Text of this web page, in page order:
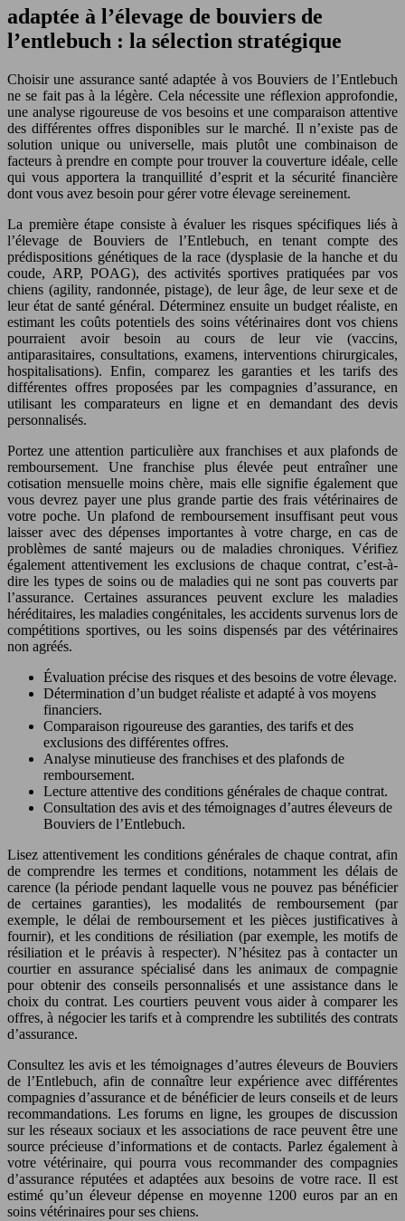
adaptée à l’élevage de bouviers de
l’entlebuch : la sélection stratégique
Choisir une assurance santé adaptée à vos Bouviers de l’Entlebuch
ne se fait pas à la légère. Cela nécessite une réflexion approfondie,
une analyse rigoureuse de vos besoins et une comparaison attentive
des différentes offres disponibles sur le marché. Il n’existe pas de
solution unique ou universelle, mais plutôt une combinaison de
facteurs à prendre en compte pour trouver la couverture idéale, celle
qui vous apportera la tranquillité d’esprit et la sécurité financière
dont vous avez besoin pour gérer votre élevage sereinement.
La première étape consiste à évaluer les risques spécifiques liés à
l’élevage de Bouviers de l’Entlebuch, en tenant compte des
prédispositions génétiques de la race (dysplasie de la hanche et du
coude, ARP, POAG), des activités sportives pratiquées par vos
chiens (agility, randonnée, pistage), de leur âge, de leur sexe et de
leur état de santé général. Déterminez ensuite un budget réaliste, en
estimant les coûts potentiels des soins vétérinaires dont vos chiens
pourraient avoir besoin au cours de leur vie (vaccins,
antiparasitaires, consultations, examens, interventions chirurgicales,
hospitalisations). Enfin, comparez les garanties et les tarifs des
différentes offres proposées par les compagnies d’assurance, en
utilisant les comparateurs en ligne et en demandant des devis
personnalisés.
Portez une attention particulière aux franchises et aux plafonds de
remboursement. Une franchise plus élevée peut entraîner une
cotisation mensuelle moins chère, mais elle signifie également que
vous devrez payer une plus grande partie des frais vétérinaires de
votre poche. Un plafond de remboursement insuffisant peut vous
laisser avec des dépenses importantes à votre charge, en cas de
problèmes de santé majeurs ou de maladies chroniques. Vérifiez
également attentivement les exclusions de chaque contrat, c’est-à-
dire les types de soins ou de maladies qui ne sont pas couverts par
l’assurance. Certaines assurances peuvent exclure les maladies
héréditaires, les maladies congénitales, les accidents survenus lors de
compétitions sportives, ou les soins dispensés par des vétérinaires
non agréés.
Évaluation précise des risques et des besoins de votre élevage.
Détermination d’un budget réaliste et adapté à vos moyens
financiers.
Comparaison rigoureuse des garanties, des tarifs et des
exclusions des différentes offres.
Analyse minutieuse des franchises et des plafonds de
remboursement.
Lecture attentive des conditions générales de chaque contrat.
Consultation des avis et des témoignages d’autres éleveurs de
Bouviers de l’Entlebuch.
Lisez attentivement les conditions générales de chaque contrat, afin
de comprendre les termes et conditions, notamment les délais de
carence (la période pendant laquelle vous ne pouvez pas bénéficier
de certaines garanties), les modalités de remboursement (par
exemple, le délai de remboursement et les pièces justificatives à
fournir), et les conditions de résiliation (par exemple, les motifs de
résiliation et le préavis à respecter). N’hésitez pas à contacter un
courtier en assurance spécialisé dans les animaux de compagnie
pour obtenir des conseils personnalisés et une assistance dans le
choix du contrat. Les courtiers peuvent vous aider à comparer les
offres, à négocier les tarifs et à comprendre les subtilités des contrats
d’assurance.
Consultez les avis et les témoignages d’autres éleveurs de Bouviers
de l’Entlebuch, afin de connaître leur expérience avec différentes
compagnies d’assurance et de bénéficier de leurs conseils et de leurs
recommandations. Les forums en ligne, les groupes de discussion
sur les réseaux sociaux et les associations de race peuvent être une
source précieuse d’informations et de contacts. Parlez également à
votre vétérinaire, qui pourra vous recommander des compagnies
d’assurance réputées et adaptées aux besoins de votre race. Il est
estimé qu’un éleveur dépense en moyenne 1200 euros par an en
soins vétérinaires pour ses chiens.